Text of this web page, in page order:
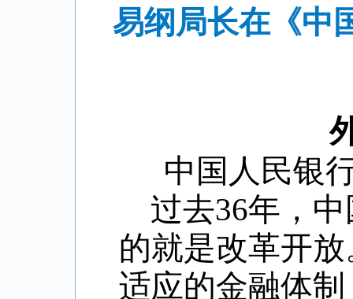
易纲局长在《中
中国人民银
过去36年，中
的就是改革开
适应的金融体